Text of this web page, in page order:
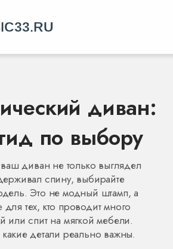
диван:
по выбору
диван не только выглядел
спину, выбирайте
Это не модный штамп, а
тех, кто проводит много
или спит на мягкой мебели.
детали реально важны.